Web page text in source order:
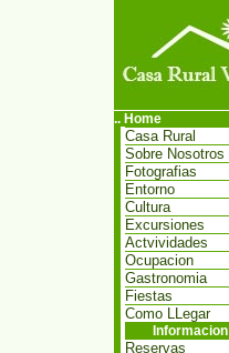
.. Home
Casa Rural
Sobre Nosotros
Fotografias
Entorno
Cultura
Excursiones
Actvividades
Ocupacion
Gastronomia
Fiestas
Como LLegar
Informacion
Reservas